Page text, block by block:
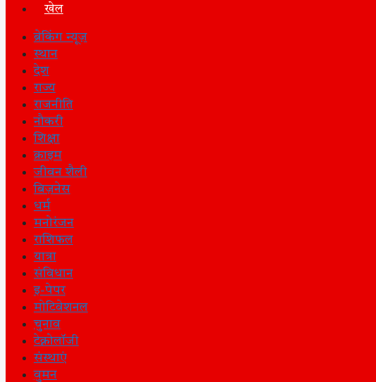
खेल
ब्रेकिंग न्यूज़
स्थान
देश
राज्य
राजनीति
नौकरी
शिक्षा
क्राइम
जीवन शैली
बिज़नेस
धर्म
मनोरंजन
राशिफल
यात्रा
संविधान
इ-पेपर
मोटिवेशनल
चुनाव
टेक्नोलॉजी
संस्थाएं
वुमन